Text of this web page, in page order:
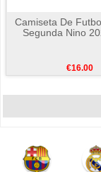
Camiseta De
Segunda Nino
€16.00